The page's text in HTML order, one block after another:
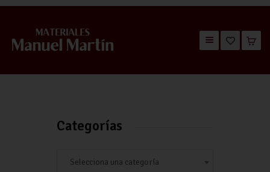
QUIÉNES SOMOS
Categorías
Selecciona una categoría